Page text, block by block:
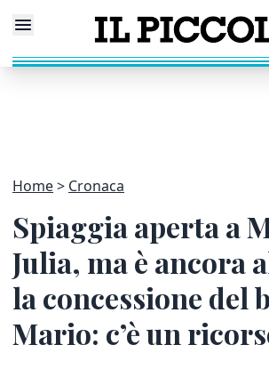
Home Cronaca
Spiaggia aperta a
Julia, ma è ancora
la concessione del
Mario: c’è un